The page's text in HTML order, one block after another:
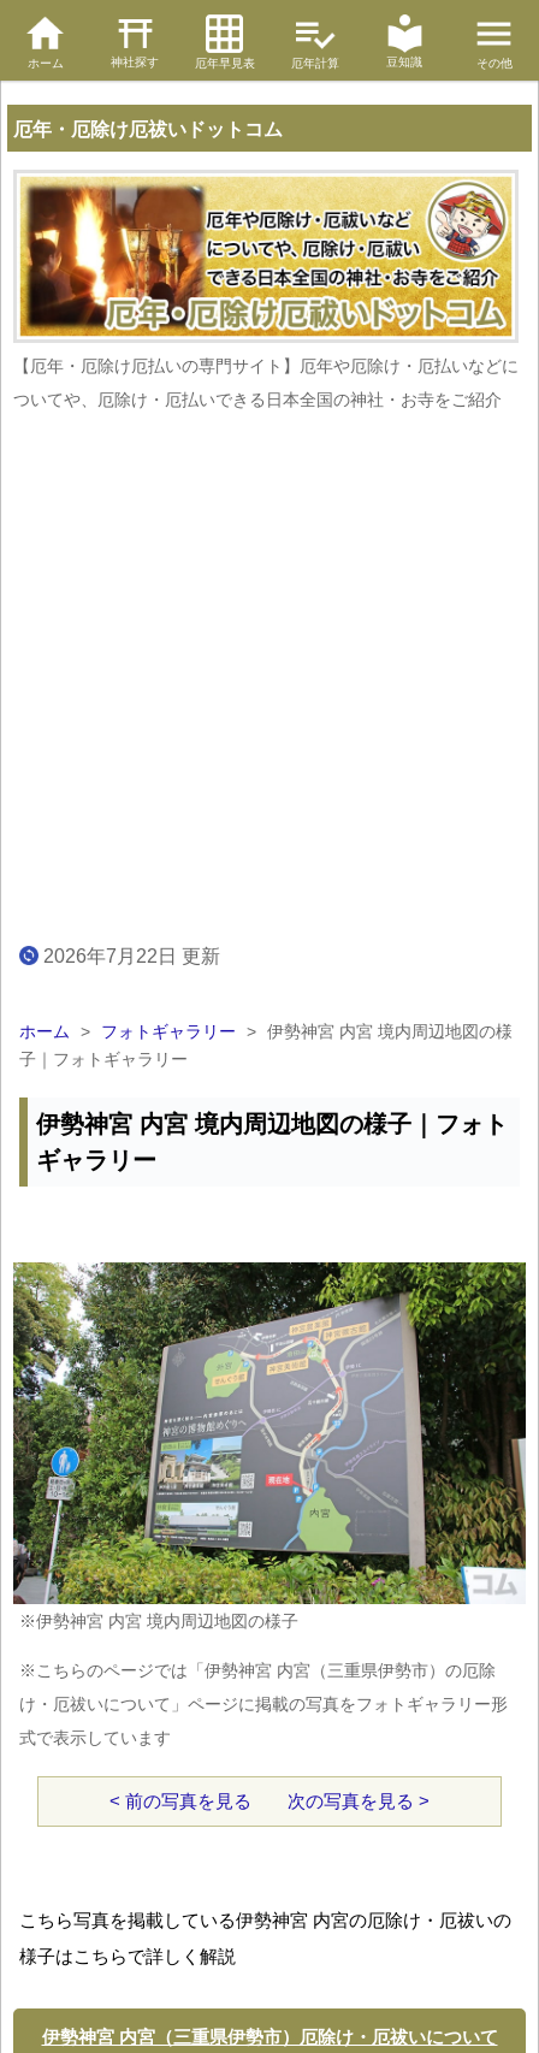
ホーム 神社探す 厄年早見表 厄年計算 豆知識 その他
厄年・厄除け厄祓いドットコム
【厄年・厄除け厄払いの専門サイト】厄年や厄除け・厄払いなどに
ついてや、厄除け・厄払いできる日本全国の神社・お寺をご紹介
2026年7月22日 更新
ホーム > フォトギャラリー > 伊勢神宮 内宮 境内周辺地図の様
子｜フォトギャラリー
伊勢神宮 内宮 境内周辺地図の様子｜フォト
ギャラリー
※伊勢神宮 内宮 境内周辺地図の様子
※こちらのページでは「伊勢神宮 内宮（三重県伊勢市）の厄除
け・厄祓いについて」ページに掲載の写真をフォトギャラリー形
式で表示しています
< 前の写真を見る 次の写真を見る >
こちら写真を掲載している伊勢神宮 内宮の厄除け・厄祓いの
様子はこちらで詳しく解説
伊勢神宮 内宮（三重県伊勢市）厄除け・厄祓いについて